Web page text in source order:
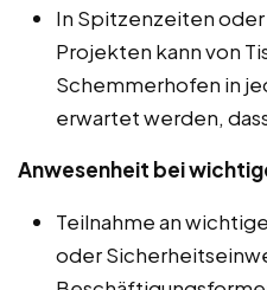
In Spitzenzeiten
Projekten kann von
Schemmerhofen in
erwartet werden,
Anwesenheit bei
Teilnahme an
oder